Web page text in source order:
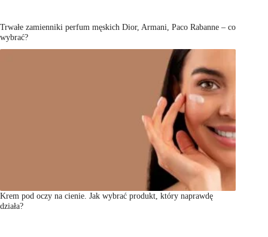
Trwałe zamienniki perfum męskich Dior, Armani, Paco Rabanne – co
wybrać?
Krem pod oczy na cienie. Jak wybrać produkt, który naprawdę
działa?